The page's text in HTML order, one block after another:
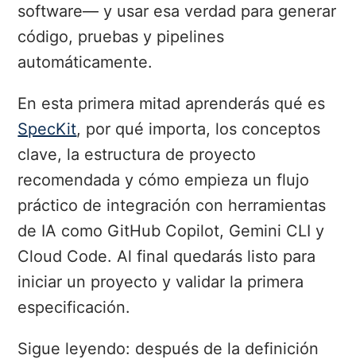
software— y usar esa verdad para generar
código, pruebas y pipelines
automáticamente.
En esta primera mitad aprenderás qué es
SpecKit, por qué importa, los conceptos
clave, la estructura de proyecto
recomendada y cómo empieza un flujo
práctico de integración con herramientas
de IA como GitHub Copilot, Gemini CLI y
Cloud Code. Al final quedarás listo para
iniciar un proyecto y validar la primera
especificación.
Sigue leyendo: después de la definición